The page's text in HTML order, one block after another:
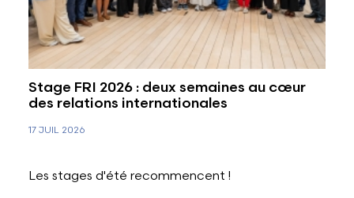
Stage FRI 2026 : deux semaines au cœur
des relations internationales
17 JUIL 2026
Les stages d'été recommencent !